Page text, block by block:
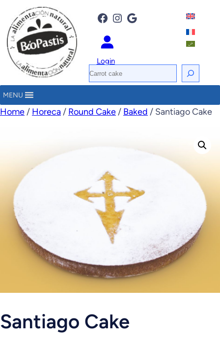
Facebook Instagram Google
Login
S
e
r
MENU
Home / Horeca / Round Cake / Baked / Santiago Cake
Santiago Cake